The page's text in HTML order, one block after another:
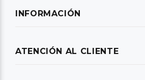
INFORMACIÓN
ATENCIÓN AL CLIENTE